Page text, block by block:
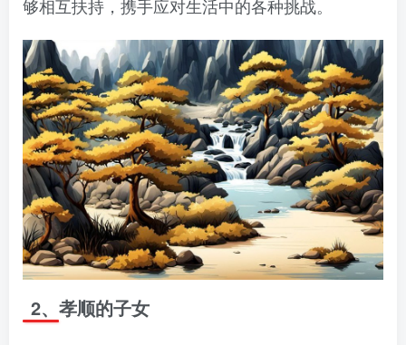
够相互扶持，携手应对生活中的各种挑战。
2、孝顺的子女